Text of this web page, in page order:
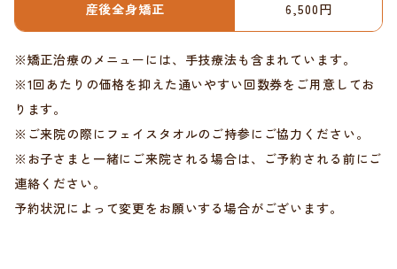
産後全身矯正 6,500円
※矯正治療のメニューには、手技療法も含まれています。
※1回あたりの価格を抑えた通いやすい回数券をご用意してお
ります。
※ご来院の際にフェイスタオルのご持参にご協力ください。
※お子さまと一緒にご来院される場合は、ご予約される前にご
連絡ください。
予約状況によって変更をお願いする場合がございます。